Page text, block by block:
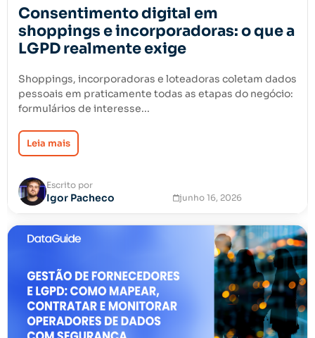
Consentimento digital em
shoppings e incorporadoras: o que a
LGPD realmente exige
Shoppings, incorporadoras e loteadoras coletam dados
pessoais em praticamente todas as etapas do negócio:
formulários de interesse...
Leia mais
Escrito por
Igor Pacheco junho 16, 2026